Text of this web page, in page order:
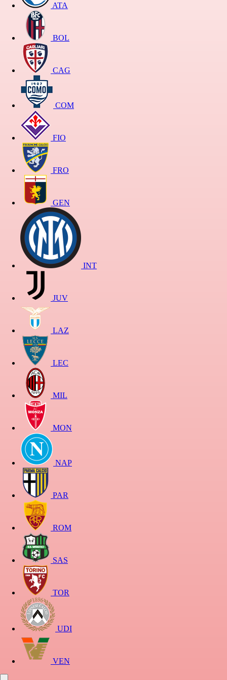
ATA
BOL
CAG
COM
FIO
FRO
GEN
INT
JUV
LAZ
LEC
MIL
MON
NAP
PAR
ROM
SAS
TOR
UDI
VEN